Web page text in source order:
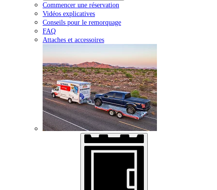
Commencer une réservation
Vidéos explicatives
Conseils pour le remorquage
FAQ
Attaches et accessoires